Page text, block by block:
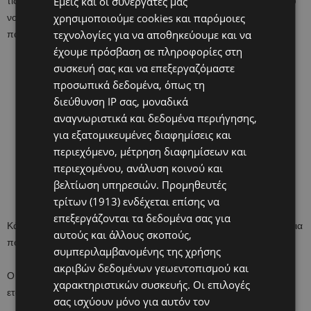
νοσοκομείου είναι μουντό και μονότονο – πόσο μάλλον για ένα
παιδί. Γι’ αυτό αποφάσισε πως πρέπει να κάνει κάτι γι’ αυτό.
Κάπως έτσι, δημιουργήθηκαν τα Playtime Bed Sheets – τα σεντόνια
που έχουν τυπωμένα πάνω τους επιτραπέζια παιχνίδια.
Ο είναι ο άνθρωπος πίσω από το Playtime Edventures, την
εταιρεία που δημιουργεί και πουλά τα σεντόνια για παιδιά.
χρησιμοποιούμε cookies και παρόμοιες
τεχνολογίες για να αποθηκεύουμε και να
έχουμε πρόσβαση σε πληροφορίες στη
συσκευή σας και να επεξεργαζόμαστε
προσωπικά δεδομένα, όπως τη
διεύθυνση IP σας, μοναδικά
αναγνωριστικά και δεδομένα περιήγησης,
για εξατομικευμένες διαφημίσεις και
περιεχόμενο, μέτρηση διαφημίσεων και
περιεχομένου, ανάλυση κοινού και
βελτίωση υπηρεσιών. Προμηθευτές
τρίτων (1913) ενδέχεται επίσης να
επεξεργάζονται τα δεδομένα σας για
αυτούς και άλλους σκοπούς,
συμπεριλαμβανομένης της χρήσης
ακριβών δεδομένων γεωεντοπισμού και
χαρακτηριστικών συσκευής. Οι επιλογές
σας ισχύουν μόνο για αυτόν τον